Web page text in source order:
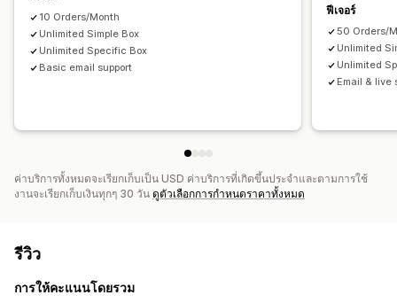
การกำหนดราคาจำนวนมาก
การกำหนดราคาแบบไดนามิก
10 Orders/Month
Unlimited Simple Box
Unlimited Specific Box
Basic email support
ฟีเจอร์
50 Orders/
Unlimited
Unlimited
Email & live
ค่าบริการทั้งหมดจะเรียกเก็บเป็น USD ค่าบริการที่เกิดขึ้นประจำและตามการใช้
งานจะเรียกเก็บเงินทุกๆ 30 วัน ดูตัวเลือกการกำหนดราคาทั้งหมด
รีวิว
การให้คะแนนโดยรวม